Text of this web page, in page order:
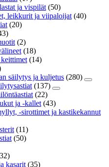
ja vispilät (50)
leikkurit ja viipaloijat (40)
(20)
(2)
(18)
(14)
säilytys ja kuljetus (280)
(137)
(22)
ja -kallet (43)
-sirottimet ja kastikekannut
(11)
(50)
kasarit (35)